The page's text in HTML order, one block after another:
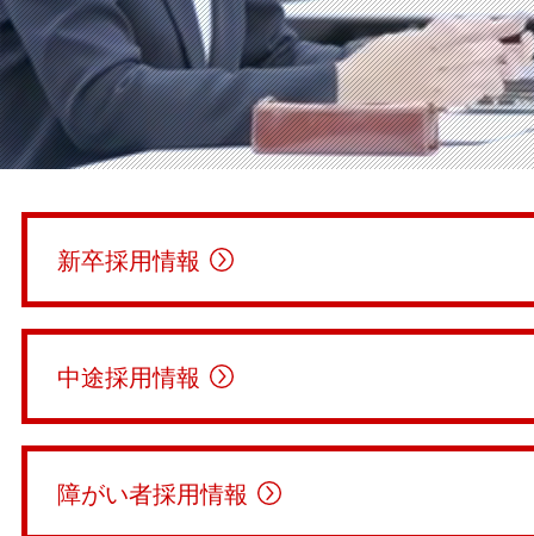
新卒採用情報
中途採用情報
障がい者採用情報